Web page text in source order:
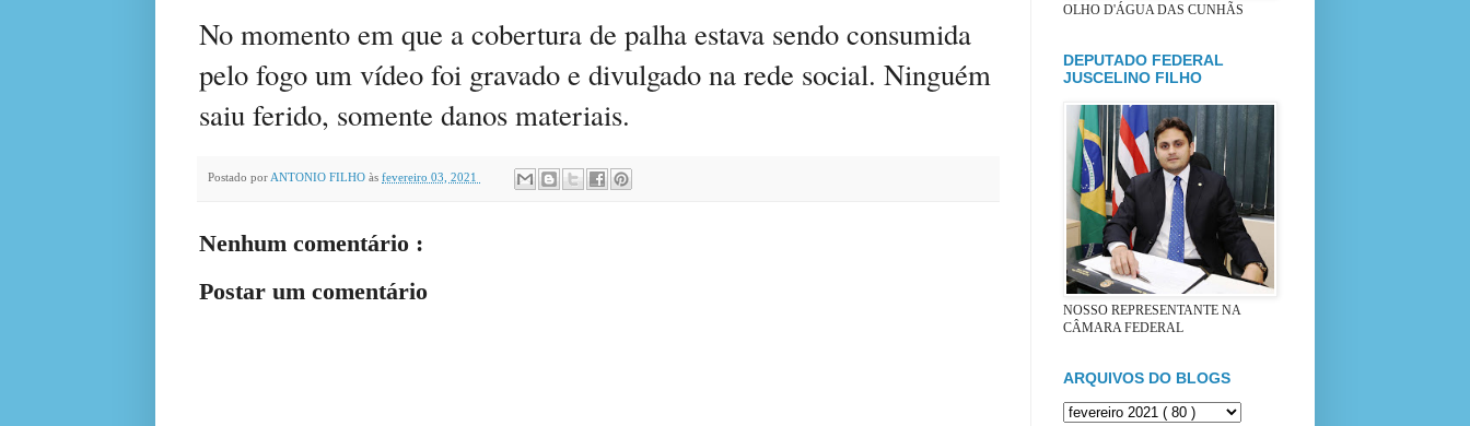
No momento em que a cobertura de palha estava sendo consumida
pelo fogo um vídeo foi gravado e divulgado na rede social. Ninguém
saiu ferido, somente danos materiais.
Postado por ANTONIO FILHO às fevereiro 03, 2021
Nenhum comentário :
Postar um comentário
OLHO D'ÁGUA DAS CUNHÃS
DEPUTADO FEDERAL
JUSCELINO FILHO
NOSSO REPRESENTANTE NA
CÂMARA FEDERAL
ARQUIVOS DO BLOGS